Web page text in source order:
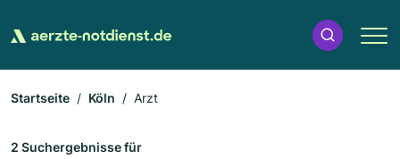
Startseite Köln Arzt
2 Suchergebnisse für